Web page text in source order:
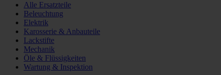
Alle Ersatzteile
Beleuchtung
Elektrik
Karosserie & Anbauteile
Lackstifte
Mechanik
Öle & Flüssigkeiten
Wartung & Inspektion